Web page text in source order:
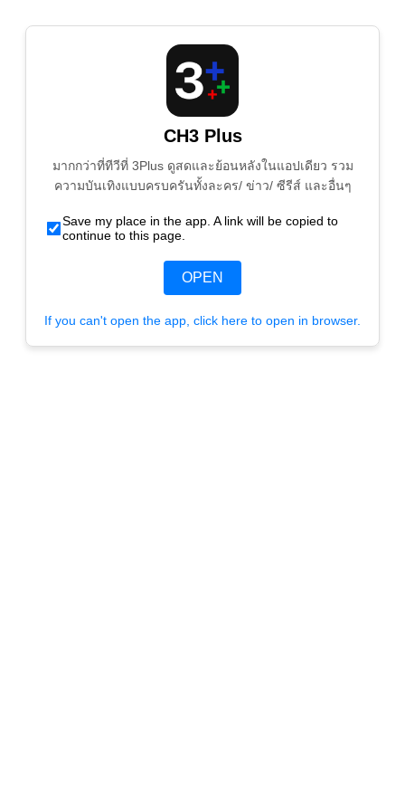
CH3 Plus
มากกว่าที่ทีวีที่ 3Plus ดูสดและย้อนหลังในแอปเดียว รวม
ความบันเทิงแบบครบครันทั้งละคร/ ข่าว/ ซีรีส์ และอื่นๆ
Save my place in the app. A link will be copied to
continue to this page.
OPEN
If you can't open the app, click here to open in browser.